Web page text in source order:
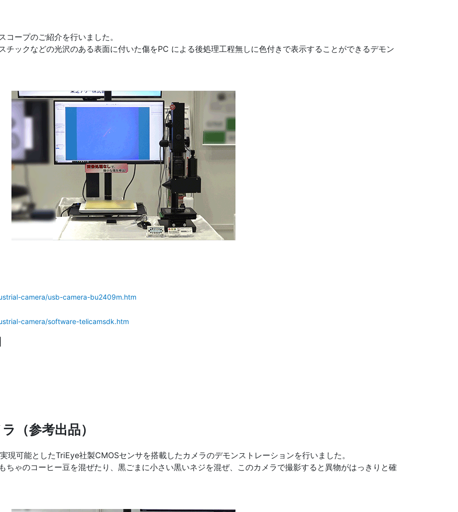
ープのご紹介を行いました。
チックなどの光沢のある表面に付いた傷をPC による後処理工程無しに色付きで表示することができるデモン
camera/usb-camera-bu2409m.htm
camera/software-telicamsdk.htm
（参考出品）
現可能としたTriEye社製CMOSセンサを搭載したカメラのデモンストレーションを行いました。
ちゃのコーヒー豆を混ぜたり、黒ごまに小さい黒いネジを混ぜ、このカメラで撮影すると異物がはっきりと確